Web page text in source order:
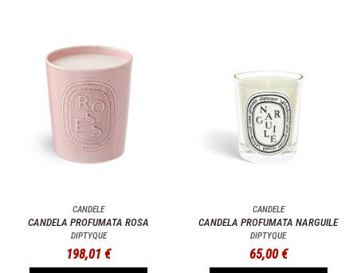
CANDELE
CANDELA PROFUMATA ROSA
DIPTYQUE
198,01 €
CANDELE
CANDELA PROFUMATA NARGUILE
DIPTYQUE
65,00 €